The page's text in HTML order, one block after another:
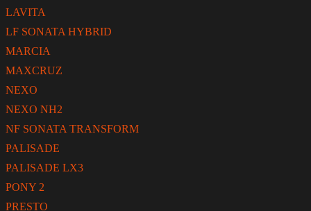
LAVITA
LF SONATA HYBRID
MARCIA
MAXCRUZ
NEXO
NEXO NH2
NF SONATA TRANSFORM
PALISADE
PALISADE LX3
PONY 2
PRESTO